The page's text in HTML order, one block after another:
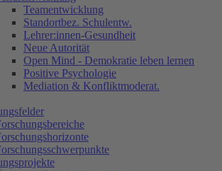
Teamentwicklung
Standortbez. Schulentw.
Lehrer:innen-Gesundheit
Neue Autorität
Open Mind - Demokratie leben lernen
Positive Psychologie
Mediation & Konfliktmoderat.